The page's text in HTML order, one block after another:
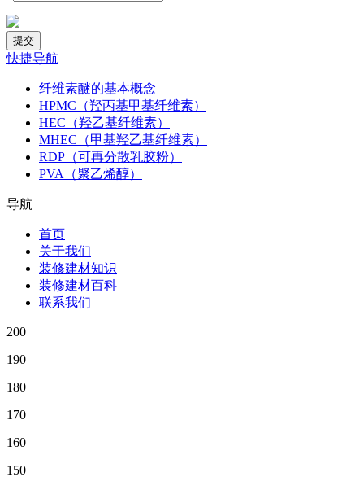
快捷导航
纤维素醚的基本概念
HPMC（羟丙基甲基纤维素）
HEC（羟乙基纤维素）
MHEC（甲基羟乙基纤维素）
RDP（可再分散乳胶粉）
PVA（聚乙烯醇）
导航
首页
关于我们
装修建材知识
装修建材百科
联系我们
200
190
180
170
160
150